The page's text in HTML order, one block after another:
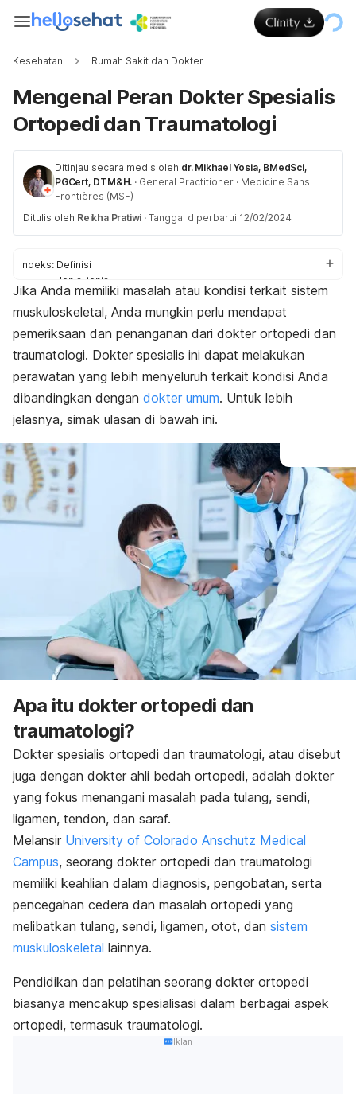
Kesehatan Rumah Sakit dan Dokter
Mengenal Peran Dokter Spesialis
Ortopedi dan Traumatologi
Ditinjau secara medis oleh dr. Mikhael Yosia, BMedSci,
PGCert, DTM&H. · General Practitioner · Medicine Sans
Frontières (MSF)
Ditulis oleh Reikha Pratiwi · Tanggal diperbarui 12/02/2024
Indeks: Definisi
Jenis-jenis
Kondisi yang ditangani
Pemeriksaan
Prosedur
Jika Anda memiliki masalah atau kondisi terkait sistem
muskuloskeletal, Anda mungkin perlu mendapat
pemeriksaan dan penanganan dari dokter ortopedi dan
traumatologi. Dokter spesialis ini dapat melakukan
perawatan yang lebih menyeluruh terkait kondisi Anda
dibandingkan dengan dokter umum. Untuk lebih
jelasnya, simak ulasan di bawah ini.
Apa itu dokter ortopedi dan
traumatologi?
Dokter spesialis ortopedi dan traumatologi, atau disebut
juga dengan dokter ahli bedah ortopedi, adalah dokter
yang fokus menangani masalah pada tulang, sendi,
ligamen, tendon, dan saraf.
Melansir University of Colorado Anschutz Medical
Campus, seorang dokter ortopedi dan traumatologi
memiliki keahlian dalam diagnosis, pengobatan, serta
pencegahan cedera dan masalah ortopedi yang
melibatkan tulang, sendi, ligamen, otot, dan sistem
muskuloskeletal lainnya.
Pendidikan dan pelatihan seorang dokter ortopedi
biasanya mencakup spesialisasi dalam berbagai aspek
ortopedi, termasuk traumatologi.
Iklan